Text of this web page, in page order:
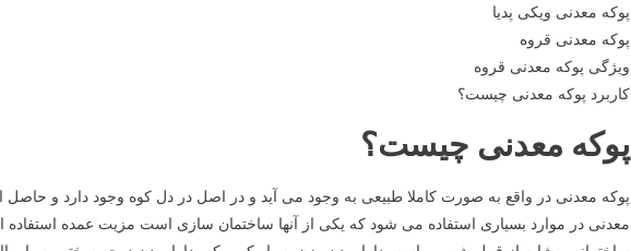
پوکه معدنی ویکی پدیا
پوکه معدنی قروه
ویژگی پوکه معدنی قروه
کاربرد پوکه معدنی چیست؟
پوکه معدنی چیست؟
پوکه معدنی در واقع به صورت کاملا طبیعی به وجود می آید و در اصل در دل کوه وجود دارد و حاصل
معدنی در موارد بسیاری استفاده می ‌شود که یکی از آنها ساختمان سازی است مزیت عمده استفاده